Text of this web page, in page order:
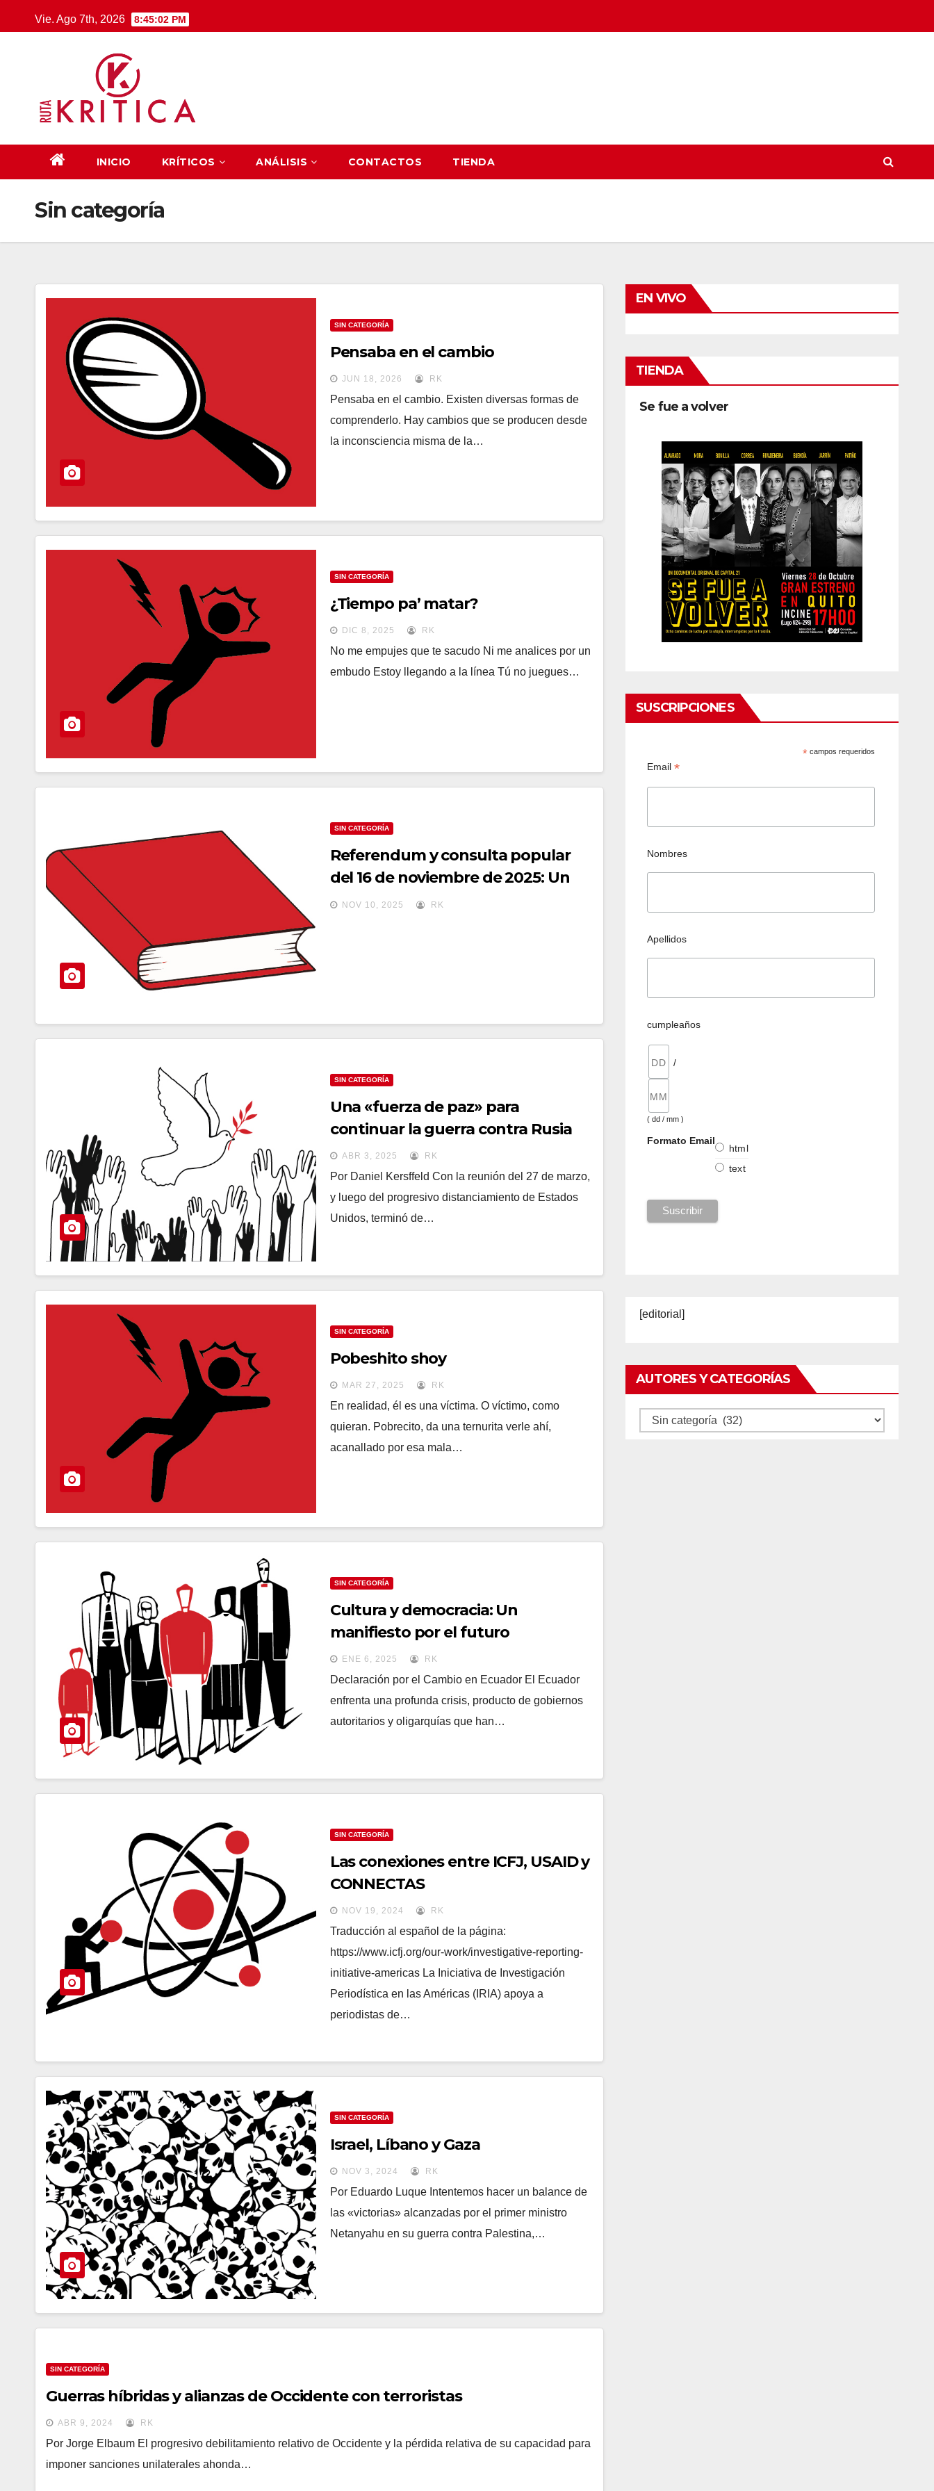
al
Vie. Ago 7th, 2026 8:45:03 PM
INICIO KRÍTICOS ANÁLISIS CONTACTOS TIENDA
Sin categoría
SIN CATEGORÍA
Pensaba en el cambio
JUN 18, 2026 RK
Pensaba en el cambio. Existen diversas formas de
comprenderlo. Hay cambios que se producen desde
la inconsciencia misma de la…
SIN CATEGORÍA
¿Tiempo pa’ matar?
DIC 8, 2025 RK
No me empujes que te sacudo Ni me analices por un
embudo Estoy llegando a la línea Tú no juegues…
SIN CATEGORÍA
Referendum y consulta popular
del 16 de noviembre de 2025: Un
salto al vacío
NOV 10, 2025 RK
SIN CATEGORÍA
Una «fuerza de paz» para
continuar la guerra contra Rusia
ABR 3, 2025 RK
Por Daniel Kersffeld Con la reunión del 27 de marzo,
y luego del progresivo distanciamiento de Estados
Unidos, terminó de…
SIN CATEGORÍA
Pobeshito shoy
MAR 27, 2025 RK
En realidad, él es una víctima. O víctimo, como
quieran. Pobrecito, da una ternurita verle ahí,
acanallado por esa mala…
SIN CATEGORÍA
Cultura y democracia: Un
manifiesto por el futuro
ENE 6, 2025 RK
Declaración por el Cambio en Ecuador El Ecuador
enfrenta una profunda crisis, producto de gobiernos
autoritarios y oligarquías que han…
SIN CATEGORÍA
Las conexiones entre ICFJ, USAID y
CONNECTAS
NOV 19, 2024 RK
Traducción al español de la página:
https://www.icfj.org/our-work/investigative-reporting-
initiative-americas La Iniciativa de Investigación
Periodística en las Américas (IRIA) apoya a
periodistas de…
SIN CATEGORÍA
Israel, Líbano y Gaza
NOV 3, 2024 RK
Por Eduardo Luque Intentemos hacer un balance de
las «victorias» alcanzadas por el primer ministro
Netanyahu en su guerra contra Palestina,…
SIN CATEGORÍA
Guerras híbridas y alianzas de Occidente con terroristas
ABR 9, 2024 RK
Por Jorge Elbaum El progresivo debilitamiento relativo de Occidente y la pérdida relativa de su capacidad para
imponer sanciones unilaterales ahonda…
EN VIVO
TIENDA
Se fue a volver
SUSCRIPCIONES
* campos requeridos
Email *
Nombres
Apellidos
cumpleaños
/
( dd / mm )
Formato Email
html
text
[editorial]
AUTORES Y CATEGORÍAS
Autores